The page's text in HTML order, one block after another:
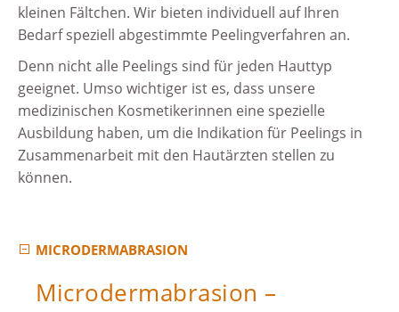
kleinen Fältchen. Wir bieten individuell auf Ihren
Bedarf speziell abgestimmte Peelingverfahren an.
Denn nicht alle Peelings sind für jeden Hauttyp
geeignet. Umso wichtiger ist es, dass unsere
medizinischen Kosmetikerinnen eine spezielle
Ausbildung haben, um die Indikation für Peelings in
Zusammenarbeit mit den Hautärzten stellen zu
können.
MICRODERMABRASION
Microdermabrasion –